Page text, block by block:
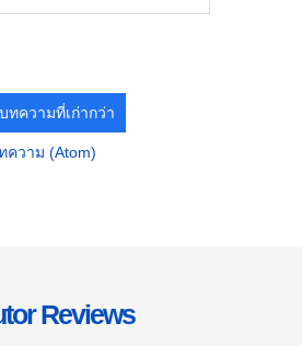
บทความที่เก่ากว่า
ความ (Atom)
Reviews